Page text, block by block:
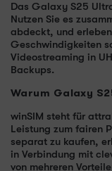
Das Galaxy S25
Nutzen Sie es
abdeckt, und
Geschwindigkeiten
Videostreaming in
Backups.
Warum Galaxy
winSIM steht für
Leistung zum fairen
separat zu kaufen,
in Verbindung mit
von mehreren